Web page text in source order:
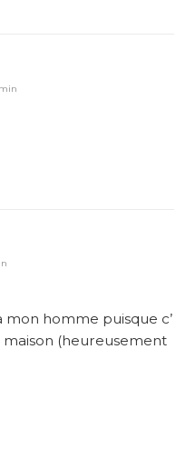
homme puisque c’
maison (heureusement